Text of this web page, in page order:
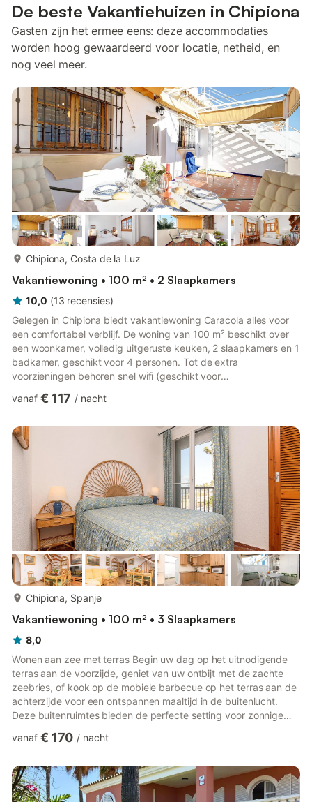
De beste Vakantiehuizen in Chipiona
Gasten zijn het ermee eens: deze accommodaties
worden hoog gewaardeerd voor locatie, netheid, en
nog veel meer.
Chipiona, Costa de la Luz
Vakantiewoning • 100 m² • 2 Slaapkamers
10,0 (13 recensies)
Gelegen in Chipiona biedt vakantiewoning Caracola alles voor
een comfortabel verblijf. De woning van 100 m² beschikt over
een woonkamer, volledig uitgeruste keuken, 2 slaapkamers en 1
badkamer, geschikt voor 4 personen. Tot de extra
voorzieningen behoren snel wifi (geschikt voor
wasmachine. Jullie hebben een eigen buitenruimte met open
tuin waar jullie van kunnen genieten. De woning ligt dicht bij het
strand, op ongeveer 300-350 meter afstand, circa 5 minuten
lopen. Er is een pa...
vanaf € 117 / nacht
Chipiona, Spanje
Vakantiewoning • 100 m² • 3 Slaapkamers
8,0
Wonen aan zee met terras Begin uw dag op het uitnodigende
terras aan de voorzijde, geniet van uw ontbijt met de zachte
zeebries, of kook op de mobiele barbecue op het terras aan de
achterzijde voor een ontspannen maaltijd in de buitenlucht.
Deze buitenruimtes bieden de perfecte setting voor zonnige
charme van de kust. Gezellig interieur met twee verdiepingen
essentiële voorzieningen voor een comfortabel verblijf. Op de
begane grond vindt u een woon-/eetkamer met smart-tv, a...
vanaf € 170 / nacht